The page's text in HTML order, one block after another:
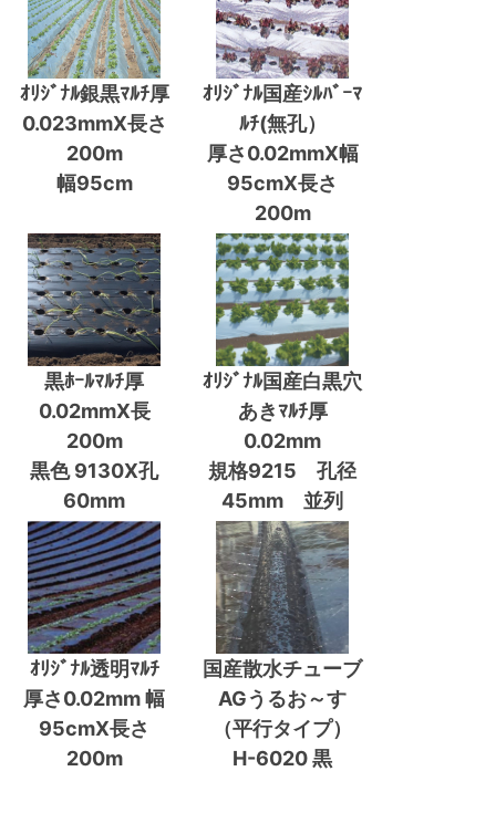
ｵﾘｼﾞﾅﾙ銀黒ﾏﾙﾁ厚
0.023mmX長さ
200m
幅95cm
ｵﾘｼﾞﾅﾙ国産ｼﾙﾊﾞｰﾏ
ﾙﾁ(無孔）
厚さ0.02mmX幅
95cmX長さ
200m
黒ﾎｰﾙﾏﾙﾁ厚
0.02mmX長
200m
黒色 9130X孔
60mm
ｵﾘｼﾞﾅﾙ国産白黒穴
あきﾏﾙﾁ厚
0.02mm
規格9215 孔径
45mm 並列
ｵﾘｼﾞﾅﾙ透明ﾏﾙﾁ
厚さ0.02mm 幅
95cmX長さ
200m
国産散水チューブ
AGうるお～す
（平行タイプ）
H-6020 黒